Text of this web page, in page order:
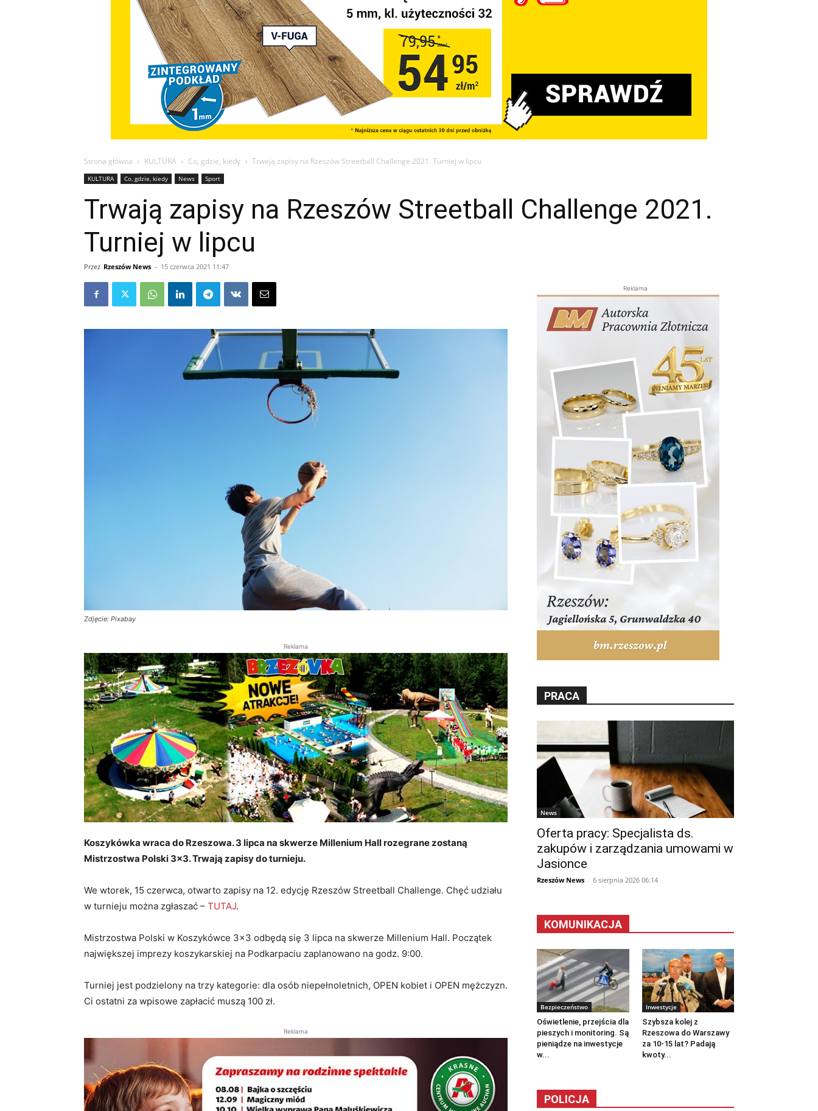
Strona główna KULTURA Co, gdzie, kiedy Trwają zapisy na Rzeszów Streetball Challenge 2021. Turniej w lipcu
KULTURA Co, gdzie, kiedy News Sport
Trwają zapisy na Rzeszów Streetball Challenge 2021.
Turniej w lipcu
Przez Rzeszów News - 15 czerwca 2021 11:47
Zdjęcie: Pixabay
Reklama
Koszykówka wraca do Rzeszowa. 3 lipca na skwerze Millenium Hall rozegrane zostaną
Mistrzostwa Polski 3×3. Trwają zapisy do turnieju.
We wtorek, 15 czerwca, otwarto zapisy na 12. edycję Rzeszów Streetball Challenge. Chęć udziału
w turnieju można zgłaszać – TUTAJ.
Mistrzostwa Polski w Koszykówce 3×3 odbędą się 3 lipca na skwerze Millenium Hall. Początek
największej imprezy koszykarskiej na Podkarpaciu zaplanowano na godz. 9:00.
Turniej jest podzielony na trzy kategorie: dla osób niepełnoletnich, OPEN kobiet i OPEN mężczyzn.
Ci ostatni za wpisowe zapłacić muszą 100 zł.
Reklama
Reklama
PRACA
News
Oferta pracy: Specjalista ds.
zakupów i zarządzania umowami w
Jasionce
Rzeszów News - 6 sierpnia 2026 06:14
KOMUNIKACJA
Bezpieczeństwo
Oświetlenie, przejścia dla
pieszych i monitoring. Są
pieniądze na inwestycje
w...
Inwestycje
Szybsza kolej z
Rzeszowa do Warszawy
za 10-15 lat? Padają
kwoty...
POLICJA